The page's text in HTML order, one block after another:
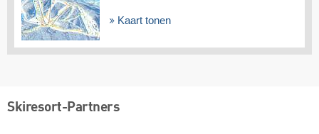
Kaart tonen
Skiresort-Partners